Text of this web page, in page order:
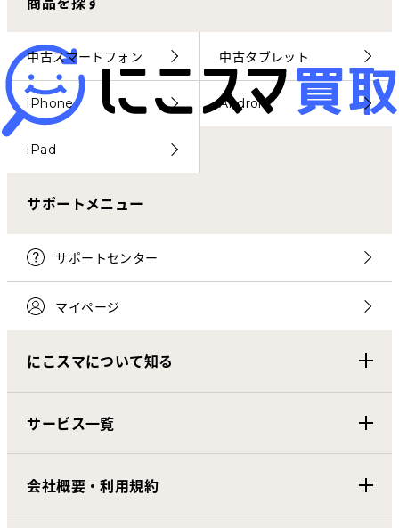
にこスマ通信
マイページ
中古スマートフォン 中古タブレット
iPhone Android
iPad
サポートメニュー
サポートセンター
マイページ
にこスマについて知る
サービス一覧
会社概要・利用規約